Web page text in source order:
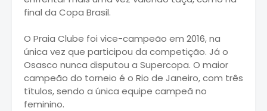
final da Copa Brasil.
O Praia Clube foi vice-campeão em 2016, na
única vez que participou da competição. Já o
Osasco nunca disputou a Supercopa. O maior
campeão do torneio é o Rio de Janeiro, com três
títulos, sendo a única equipe campeã no
feminino.